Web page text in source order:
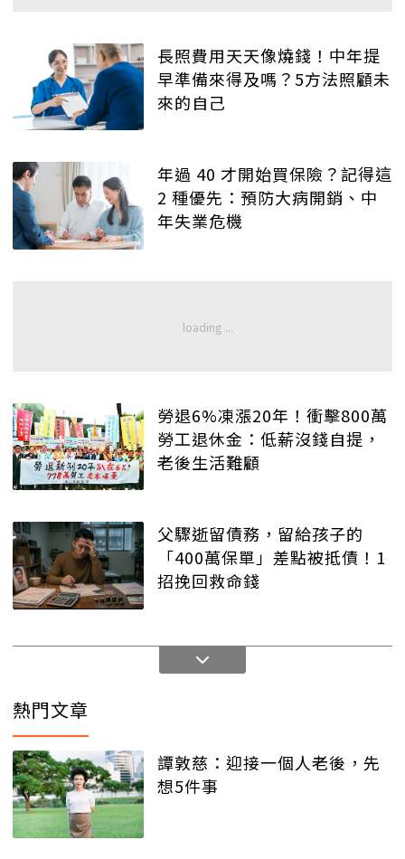
長照費用天天像燒錢！中年提
早準備來得及嗎？5方法照顧未
來的自己
年過 40 才開始買保險？記得這
2 種優先：預防大病開銷、中
年失業危機
勞退6%凍漲20年！衝擊800萬
勞工退休金：低薪沒錢自提，
老後生活難顧
父驟逝留債務，留給孩子的
「400萬保單」差點被抵債！1
招挽回救命錢
熱門文章
譚敦慈：迎接一個人老後，先
想5件事